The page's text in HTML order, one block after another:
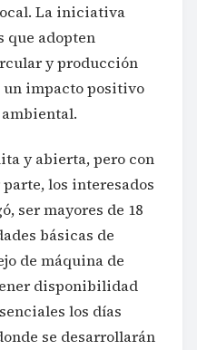
La iniciativa
que adopten
y producción
un impacto positivo
y abierta, pero con
los interesados
ser mayores de 18
básicas de
de máquina de
disponibilidad
los días
se desarrollarán